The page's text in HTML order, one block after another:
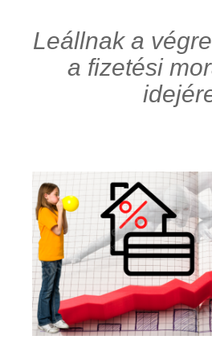
Leállnak a
a fizetési